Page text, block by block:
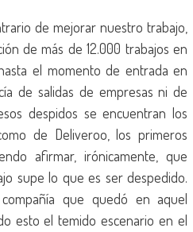
de mejorar nuestro trabajo,
de más de 12.000 trabajos en
el momento de entrada en
de salidas de empresas ni de
despidos se encuentran los
de Deliveroo, los primeros
afirmar, irónicamente, que
supe lo que es ser despedido.
que quedó en aquel
esto el temido escenario en el